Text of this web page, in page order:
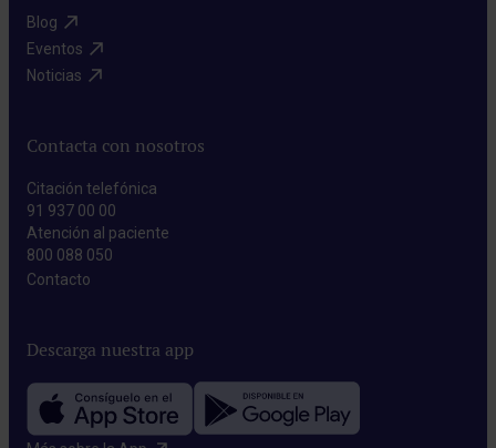
Blog​
Eventos​
Noticias​
Contacta con nosotros
Citación telefónica
91 937 00 00
Atención al paciente
800 088 050
Contacto​
Descarga nuestra app